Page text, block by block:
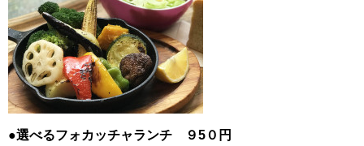
●選べるフォカッチャランチ ９5０円